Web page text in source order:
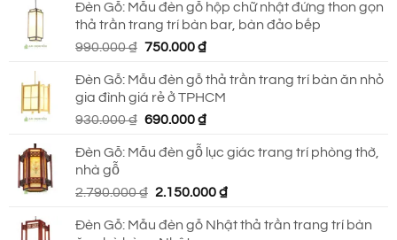
Đèn Gỗ: Mẫu đèn gỗ hộp chữ nhật đứng thon gọn
thả trần trang trí bàn bar, bàn đảo bếp
990.000₫ Giá
là:
990.000 ₫.
750.000₫Giá
tại
là:
750.000 ₫.
Đèn Gỗ: Mẫu đèn gỗ thả trần trang trí bàn ăn nhỏ
gia đình giá rẻ ở TPHCM
930.000₫ Giá
là:
690.000₫Giá
tại
690.000 ₫.
Đèn Gỗ: Mẫu đèn gỗ lục giác trang trí phòng thờ,
nhà gỗ
2.790.000₫ Giá
là:
2.150.000₫Giá
tại
Đèn Gỗ: Mẫu đèn gỗ Nhật thả trần trang trí bàn